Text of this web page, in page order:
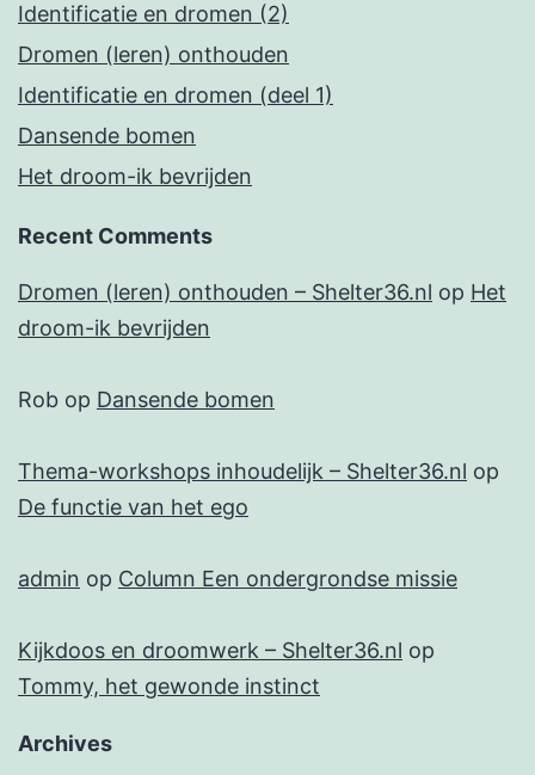
Identificatie en dromen (2)
Dromen (leren) onthouden
Identificatie en dromen (deel 1)
Dansende bomen
Het droom-ik bevrijden
Recent Comments
Dromen (leren) onthouden – Shelter36.nl op Het
droom-ik bevrijden
Rob op Dansende bomen
Thema-workshops inhoudelijk – Shelter36.nl op
De functie van het ego
admin op Column Een ondergrondse missie
Kijkdoos en droomwerk – Shelter36.nl op
Tommy, het gewonde instinct
Archives